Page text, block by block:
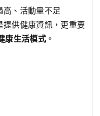
高、活動量不足
提供健康資訊，更重要
康生活模式 。